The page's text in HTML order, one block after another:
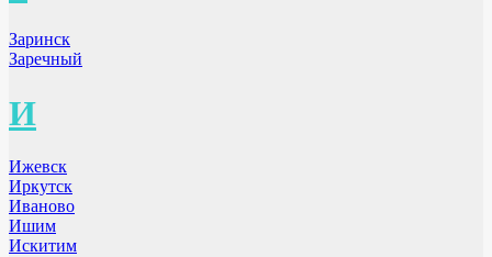
Заринск
Заречный
И
Ижевск
Иркутск
Иваново
Ишим
Искитим